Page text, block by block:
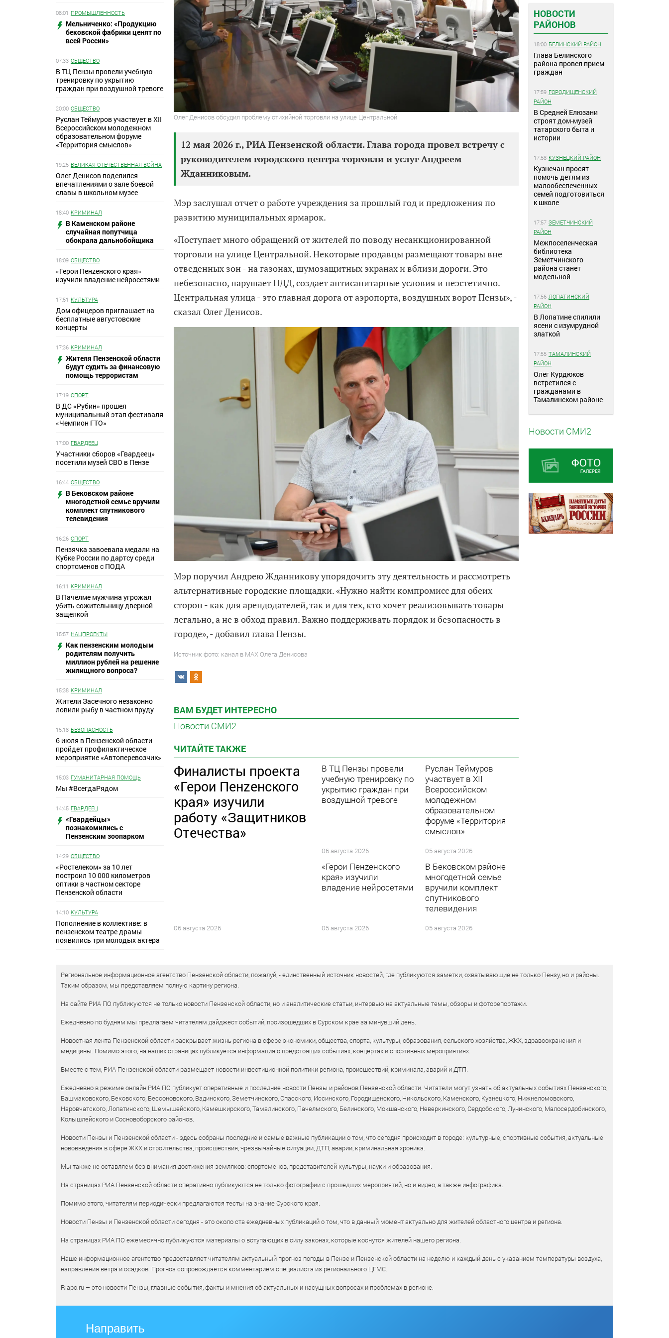
08:01 ПРОМЫШЛЕННОСТЬ
Мельниченко: «Продукцию
бековской фабрики ценят по
всей России»
07:33 ОБЩЕСТВО
В ТЦ Пензы провели учебную
тренировку по укрытию
граждан при воздушной тревоге
20:00 ОБЩЕСТВО
Руслан Теймуров участвует в XII
Всероссийском молодежном
образовательном форуме
«Территория смыслов»
19:25 ВЕЛИКАЯ ОТЕЧЕСТВЕННАЯ ВОЙНА
Олег Денисов поделился
впечатлениями о зале боевой
славы в школьном музее
18:40 КРИМИНАЛ
В Каменском районе
случайная попутчица
обокрала дальнобойщика
18:09 ОБЩЕСТВО
«Герои Пенzенского края»
изучили владение нейросетями
17:51 КУЛЬТУРА
Дом офицеров приглашает на
бесплатные августовские
концерты
17:36 КРИМИНАЛ
Жителя Пензенской области
будут судить за финансовую
помощь террористам
17:19 СПОРТ
В ДС «Рубин» прошел
муниципальный этап фестиваля
«Чемпион ГТО»
17:00 ГВАРДЕЕЦ
Участники сборов «Гвардеец»
посетили музей СВО в Пензе
16:44 ОБЩЕСТВО
В Бековском районе
многодетной семье вручили
комплект спутникового
телевидения
16:26 СПОРТ
Пензячка завоевала медали на
Кубке России по дартсу среди
спортсменов с ПОДА
16:11 КРИМИНАЛ
В Пачелме мужчина угрожал
убить сожительницу дверной
защелкой
15:57 НАЦПРОЕКТЫ
Как пензенским молодым
родителям получить
миллион рублей на решение
жилищного вопроса?
15:38 КРИМИНАЛ
Жители Засечного незаконно
ловили рыбу в частном пруду
15:18 БЕЗОПАСНОСТЬ
6 июля в Пензенской области
пройдет профилактическое
мероприятие «Автоперевозчик»
15:03 ГУМАНИТАРНАЯ ПОМОЩЬ
Мы #ВсегдаРядом
14:45 ГВАРДЕЕЦ
«Гвардейцы»
познакомились с
Пензенским зоопарком
14:29 ОБЩЕСТВО
«Ростелеком» за 10 лет
построил 10 000 километров
оптики в частном секторе
Пензенской области
14:10 КУЛЬТУРА
Пополнение в коллективе: в
пензенском театре драмы
появились три молодых актера
Олег Денисов обсудил проблему стихийной торговли на улице Центральной
12 мая 2026 г., РИА Пензенской области. Глава города провел встречу с
руководителем городского центра торговли и услуг Андреем
Жданниковым.
Мэр заслушал отчет о работе учреждения за прошлый год и предложения по
развитию муниципальных ярмарок.
«Поступает много обращений от жителей по поводу несанкционированной
торговли на улице Центральной. Некоторые продавцы размещают товары вне
отведенных зон - на газонах, шумозащитных экранах и вблизи дороги. Это
небезопасно, нарушает ПДД, создает антисанитарные условия и неэстетично.
Центральная улица - это главная дорога от аэропорта, воздушных ворот Пензы», -
сказал Олег Денисов.
Мэр поручил Андрею Жданникову упорядочить эту деятельность и рассмотреть
альтернативные городские площадки. «Нужно найти компромисс для обеих
сторон - как для арендодателей, так и для тех, кто хочет реализовывать товары
легально, а не в обход правил. Важно поддерживать порядок и безопасность в
городе», - добавил глава Пензы.
Источник фото: канал в MAX Олега Денисова
ВАМ БУДЕТ ИНТЕРЕСНО
Новости СМИ2
ЧИТАЙТЕ ТАКЖЕ
Финалисты проекта
«Герои Пенzенского
края» изучили
работу «Защитников
Отечества»
06 августа 2026
В ТЦ Пензы провели
учебную тренировку по
укрытию граждан при
воздушной тревоге
06 августа 2026
Руслан Теймуров
участвует в XII
Всероссийском
молодежном
образовательном
форуме «Территория
смыслов»
05 августа 2026
«Герои Пенzенского
края» изучили
владение нейросетями
05 августа 2026
В Бековском районе
многодетной семье
вручили комплект
спутникового
телевидения
05 августа 2026
НОВОСТИ
РАЙОНОВ
18:00 БЕЛИНСКИЙ РАЙОН
Глава Белинского
района провел прием
граждан
17:59 ГОРОДИЩЕНСКИЙ
РАЙОН
В Средней Елюзани
строят дом-музей
татарского быта и
истории
17:58 КУЗНЕЦКИЙ РАЙОН
Кузнечан просят
помочь детям из
малообеспеченных
семей подготовиться
к школе
17:57 ЗЕМЕТЧИНСКИЙ
РАЙОН
Межпоселенческая
библиотека
Земетчинского
района станет
модельной
17:56 ЛОПАТИНСКИЙ
РАЙОН
В Лопатине спилили
ясени с изумрудной
златкой
17:55 ТАМАЛИНСКИЙ
РАЙОН
Олег Курдюков
встретился с
гражданами в
Тамалинском районе
Новости СМИ2
Региональное информационное агентство Пензенской области, пожалуй, - единственный источник новостей, где публикуются заметки, охватывающие не только Пензу, но и районы.
Таким образом, мы представляем полную картину региона.
На сайте РИА ПО публикуются не только новости Пензенской области, но и аналитические статьи, интервью на актуальные темы, обзоры и фоторепортажи.
Ежедневно по будням мы предлагаем читателям дайджест событий, произошедших в Сурском крае за минувший день.
Новостная лента Пензенской области раскрывает жизнь региона в сфере экономики, общества, спорта, культуры, образования, сельского хозяйства, ЖКХ, здравоохранения и
медицины. Помимо этого, на наших страницах публикуется информация о предстоящих событиях, концертах и спортивных мероприятиях.
Вместе с тем, РИА Пензенской области размещает новости инвестиционной политики региона, происшествий, криминала, аварий и ДТП.
Ежедневно в режиме онлайн РИА ПО публикует оперативные и последние новости Пензы и районов Пензенской области. Читатели могут узнать об актуальных событиях Пензенского,
Башмаковского, Бековского, Бессоновского, Вадинского, Земетчинского, Спасского, Иссинского, Городищенского, Никольского, Каменского, Кузнецкого, Нижнеломовского,
Наровчатского, Лопатинского, Шемышейского, Камешкирского, Тамалинского, Пачелмского, Белинского, Мокшанского, Неверкинского, Сердобского, Лунинского, Малосердобинского,
Колышлейского и Сосновоборского районов.
Новости Пензы и Пензенской области - здесь собраны последние и самые важные публикации о том, что сегодня происходит в городе: культурные, спортивные события, актуальные
нововведения в сфере ЖКХ и строительства, происшествия, чрезвычайные ситуации, ДТП, аварии, криминальная хроника.
Мы также не оставляем без внимания достижения земляков: спортсменов, представителей культуры, науки и образования.
На страницах РИА Пензенской области оперативно публикуются не только фотографии с прошедших мероприятий, но и видео, а также инфографика.
Помимо этого, читателям периодически предлагаются тесты на знание Сурского края.
Новости Пензы и Пензенской области сегодня - это около ста ежедневных публикаций о том, что в данный момент актуально для жителей областного центра и региона.
На страницах РИА ПО ежемесячно публикуются материалы о вступающих в силу законах, которые коснутся жителей нашего региона.
Наше информационное агентство предоставляет читателям актуальный прогноз погоды в Пензе и Пензенской области на неделю и каждый день с указанием температуры воздуха,
направления ветра и осадков. Прогноз сопровождается комментарием специалиста из регионального ЦГМС.
Riapo.ru – это новости Пензы, главные события, факты и мнения об актуальных и насущных вопросах и проблемах в регионе.
Направить